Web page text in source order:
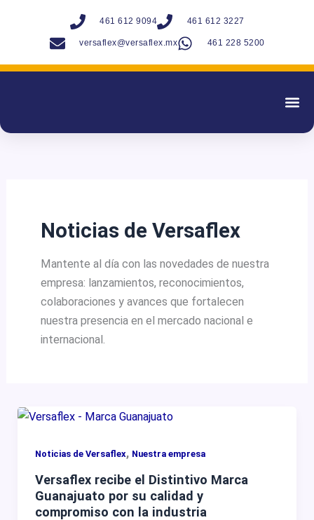
461 612 9094 461 612 3227
versaflex@versaflex.mx 461 228 5200
Noticias de Versaflex
Mantente al día con las novedades de nuestra
empresa: lanzamientos, reconocimientos,
colaboraciones y avances que fortalecen
nuestra presencia en el mercado nacional e
internacional.
Noticias de Versaflex, Nuestra empresa
Versaflex recibe el Distintivo Marca
Guanajuato por su calidad y
compromiso con la industria